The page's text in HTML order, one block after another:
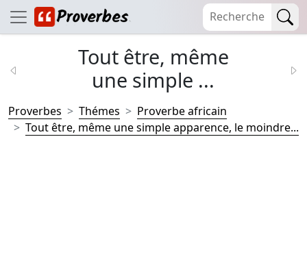
Tout être, même
une simple ...
Proverbes Thémes
Proverbe africain
Tout être, même une simple apparence, le moindre...